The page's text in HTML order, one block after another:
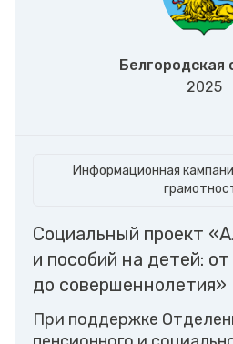
Белгородская
2025
Информационная
Социальный проект
и пособий на детей:
до совершеннолетия»
При поддержке